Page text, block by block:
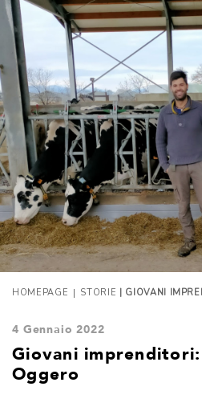
HOMEPAGE | STORIE | GIOVANI
4 Gennaio 2022
Giovani
Oggero